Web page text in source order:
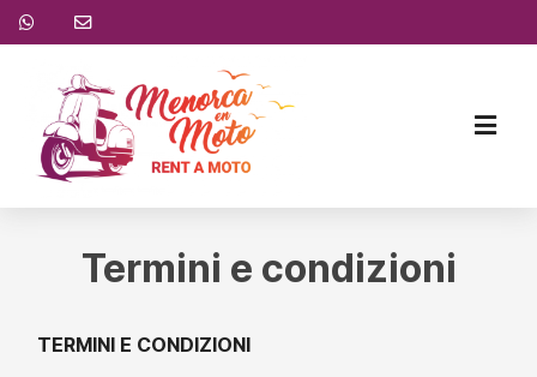
Termini e condizioni
TERMINI E CONDIZIONI